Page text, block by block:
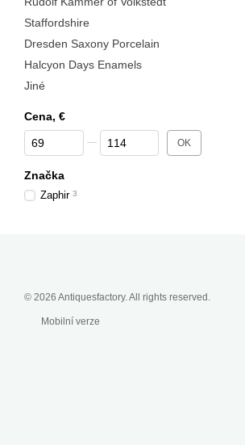
Staffordshire
Dresden Saxony Porcelain
Halcyon Days Enamels
Jiné
Cena, €
От Cena, €
До Cena, € OK
Značka
Zaphir 3
© 2026 Antiquesfactory. All rights reserved.
Mobilní verze